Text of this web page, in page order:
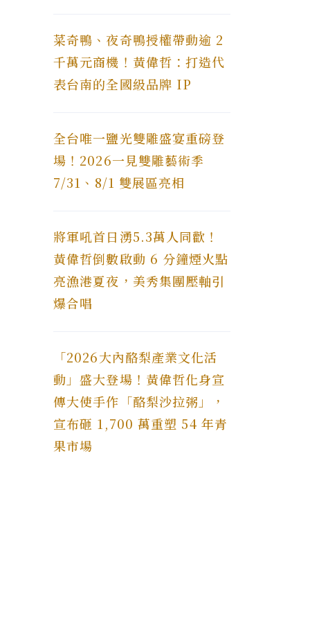
菜奇鴨、夜奇鴨授權帶動逾 2
千萬元商機！黃偉哲：打造代
表台南的全國級品牌 IP
全台唯一鹽光雙雕盛宴重磅登
場！2026一見雙雕藝術季
7/31、8/1 雙展區亮相
將軍吼首日湧5.3萬人同歡！
黃偉哲倒數啟動 6 分鐘煙火點
亮漁港夏夜，美秀集團壓軸引
爆合唱
「2026大內酪梨產業文化活
動」盛大登場！黃偉哲化身宣
傳大使手作「酪梨沙拉粥」，
宣布砸 1,700 萬重塑 54 年青
果市場